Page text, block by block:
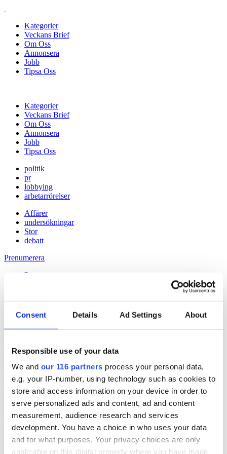
Consent Details Ad Settings About
Responsible use of your data
We and our 116 partners process your personal data,
e.g. your IP-number, using technology such as cookies to
store and access information on your device in order to
serve personalized ads and content, ad and content
measurement, audience research and services
development. You have a choice in who uses your data
and for what purposes. Your privacy choices are only
applicable on this digital property where you have made
Kategorier
Veckans Brief
Om Oss
Annonsera
Jobb
Tipsa Oss
Kategorier
Veckans Brief
Om Oss
Annonsera
Jobb
Tipsa Oss
politik
pr
lobbying
arbetarrörelser
Affärer
undersökningar
Stor
debatt
Prenumerera
Prenumerera
13 Jan 2010
Tydligare pension från nya myndigheten
Håll dig uppdaterad med
Veckans Brief!
Få exklusiv tillgång till Veckans Brief, den essentiella läsningen för
alla som driver opinionsbildning och samhällsförändring, genom en
prenumeration på Dagens Opinion.
Grundprenumeration